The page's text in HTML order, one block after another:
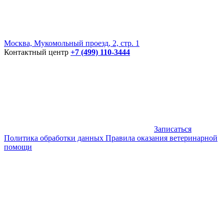
Москва, Мукомольный проезд, 2, стр. 1
Контактный центр +7 (499) 110-3444
Записаться
Политика обработки данных Правила оказания ветеринарной
помощи